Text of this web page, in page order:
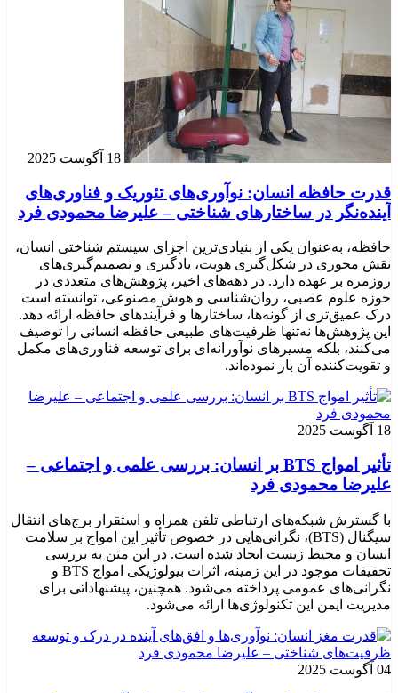
18 آگوست 2025
قدرت حافظه انسان: نوآوری‌های تئوریک و فناوری‌های
آینده‌نگر در ساختارهای شناختی – علیرضا محمودی فرد
حافظه، به‌عنوان یکی از بنیادی‌ترین اجزای سیستم شناختی انسان،
نقش محوری در شکل‌گیری هویت، یادگیری و تصمیم‌گیری‌های
روزمره بر عهده دارد. در دهه‌های اخیر، پژوهش‌های متعددی در
حوزه علوم عصبی، روان‌شناسی و هوش مصنوعی، توانسته‌ است
درک عمیق‌تری از گونه‌ها، ساختارها و فرآیندهای حافظه ارائه دهد.
این پژوهش‌ها نه‌تنها ظرفیت‌های طبیعی حافظه انسانی را توصیف
می‌کنند، بلکه مسیرهای نوآورانه‌ای برای توسعه فناوری‌های مکمل
و تقویت‌کننده آن باز نموده‌اند.
18 آگوست 2025
تأثیر امواج BTS بر انسان: بررسی علمی و اجتماعی –
علیرضا محمودی فرد
با گسترش شبکه‌های ارتباطی تلفن همراه و استقرار برج‌های انتقال
سیگنال (BTS)، نگرانی‌هایی در خصوص تأثیر این امواج بر سلامت
انسان و محیط زیست ایجاد شده است. در این متن به بررسی
تحقیقات موجود در این زمینه، اثرات بیولوژیکی امواج BTS و
نگرانی‌های عمومی پرداخته می‌شود. همچنین، پیشنهاداتی برای
مدیریت ایمن این تکنولوژی‌ها ارائه می‌شود.
04 آگوست 2025